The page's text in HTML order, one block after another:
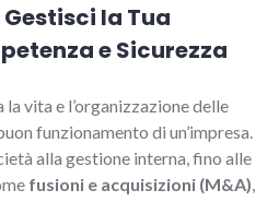
la Tua
e Sicurezza
la vita e l’organizzazione delle
funzionamento di un’impresa.
alla gestione interna, fino alle
fusioni e acquisizioni (M&A),